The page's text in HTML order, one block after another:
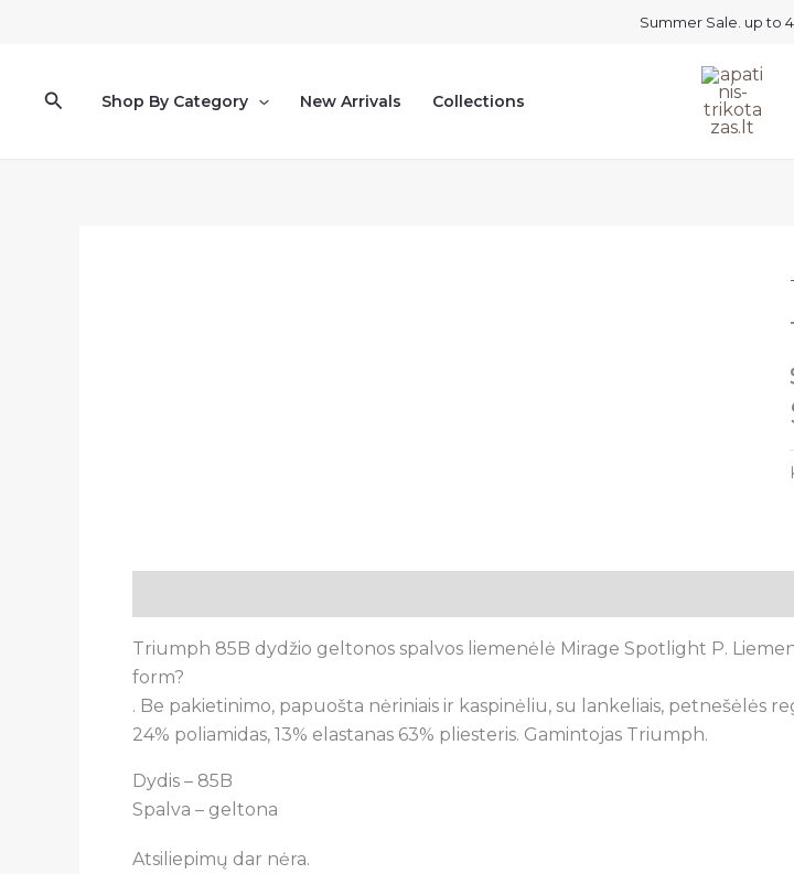
Summer Sale. up to
PaieškaShop By Category New Arrivals Collections
Triumph 85B dydžio geltonos spalvos liemenėlė Mirage Spotlight P.
form?
. Be pakietinimo, papuošta nėriniais ir kaspinėliu, su lankeliais, petnešėlės
24% poliamidas, 13% elastanas 63% pliesteris. Gamintojas Triumph.
Dydis – 85B
Spalva – geltona
Atsiliepimų dar nėra.